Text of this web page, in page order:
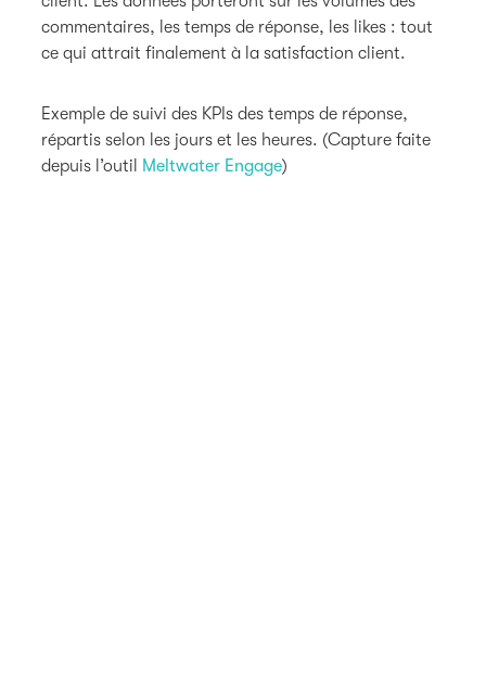
commentaires, les temps de réponse, les likes : tout
ce qui attrait finalement à la satisfaction client.
Exemple de suivi des KPIs des temps de réponse,
répartis selon les jours et les heures. (Capture faite
depuis l’outil Meltwater Engage)